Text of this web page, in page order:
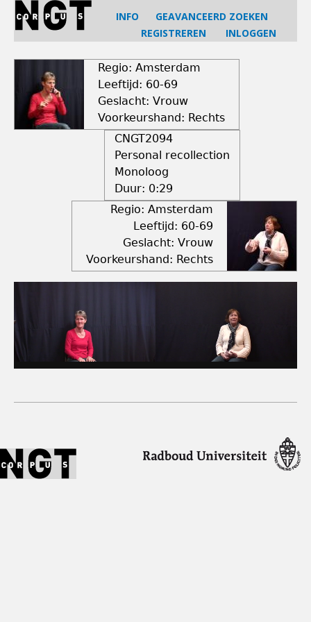
Jump
navigation
INFO
GEAVANCEERD ZOEKEN
REGISTREREN
INLOGGEN
Regio: Amsterdam
Leeftijd: 60-69
Geslacht: Vrouw
Voorkeurshand: Rechts
CNGT2094
Personal recollection
Monoloog
Duur: 0:29
Regio: Amsterdam
Leeftijd: 60-69
Geslacht: Vrouw
Voorkeurshand: Rechts